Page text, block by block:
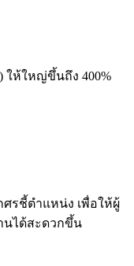
ให้ใหญ่ขึ้นถึง 400%
รชี้ตำแหน่ง เพื่อให้ผู้
นได้สะดวกขึ้น